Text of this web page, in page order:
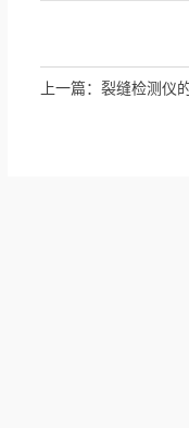
上一篇： 裂缝检测仪